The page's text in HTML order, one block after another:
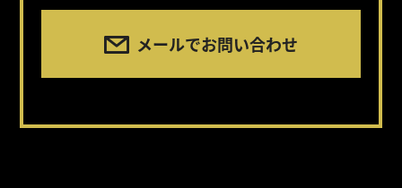
メールでお問い合わせ